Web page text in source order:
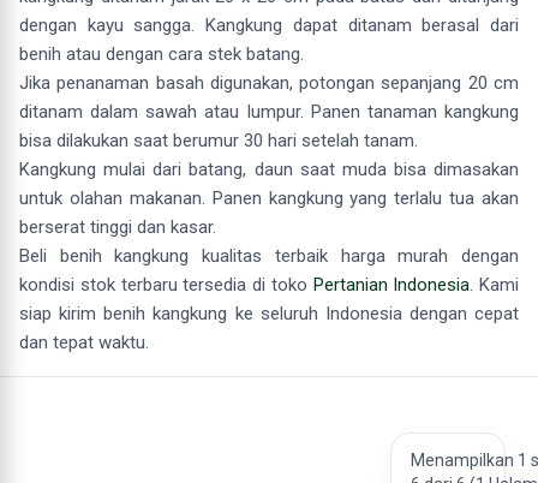
dengan kayu sangga. Kangkung dapat ditanam berasal dari
benih atau dengan cara stek batang.
Jika penanaman basah digunakan, potongan sepanjang 20 cm
ditanam dalam sawah atau lumpur. Panen tanaman kangkung
bisa dilakukan saat berumur 30 hari setelah tanam.
Kangkung mulai dari batang, daun saat muda bisa dimasakan
untuk olahan makanan. Panen kangkung yang terlalu tua akan
berserat tinggi dan kasar.
Beli benih kangkung kualitas terbaik harga murah dengan
kondisi stok terbaru tersedia di toko Pertanian Indonesia. Kami
siap kirim benih kangkung ke seluruh Indonesia dengan cepat
dan tepat waktu.
Menampilkan 1